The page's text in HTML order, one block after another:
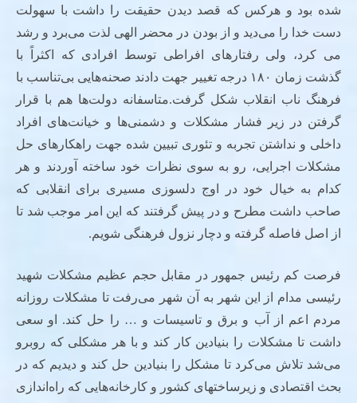
شده بود و هرکس که قصد دیدن حقیقت را داشت با سهولت
دست خدا را می‌دید و از بودن در محضر الهی لذت می‌برد و رشد
می کرد، ولی رفتارهای افراطی توسط افرادی که اکثراً با
گذشت زمان ۱۸۰ درجه تغییر جهت دادند صحنه‌هایی بی‌تناسب با
فرهنگ ناب انقلاب شکل گرفت.متاسفانه دولت‌ها هم با قرار
گرفتن در زیر فشار مشکلات و دشمنی‌ها و خیانت‌های افراد
داخلی و نداشتن تجربه و تئوری تبیین شده جهت راهکارهای حل
مشکلات اجرایی، رو به سوی نظرات خود ساخته آوردند و هر
کدام به خیال خود در اوج دلسوزی مسیری برای انقلابی که
صاحب داشت مطرح و در پیش گرفتند که این امر موجب شد تا
از اصل فاصله گرفته و دچار نزول فرهنگی شویم.
فرصت کم رئیس جمهور در مقابل حجم عظیم مشکلات شهید
رئیسی مدام از این شهر به آن شهر می‌رفت تا مشکلات روزانه
مردم اعم از آب و برق و تاسیسات و … را حل کند. او سعی
داشت تا مشکلات را بنیادین کار کند و با هر مشکلی که روبرو
می‌شد تلاش می‌کرد تا مشکل را بنیادین حل کند و دیدیم که در
بحث اقتصادی و زیرساختهای کشور و کارخانه‌هایی که راه‌اندازی